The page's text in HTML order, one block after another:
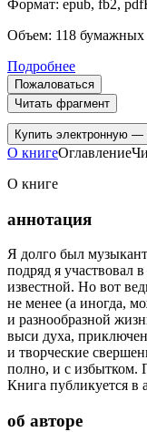
Формат: epub, fb2,
Объем: 118 бумажных
Подробнее
Пожаловаться
Читать фрагмент
Купить электронную —
О книгеОглавление
О книге
аннотация
Я долго был
подряд я участвовал
известной. Но вот
не менее (а иногда,
и разнообразной
выси духа,
и творческие
полно, и с избытком.
Книга публикуется в
об авторе